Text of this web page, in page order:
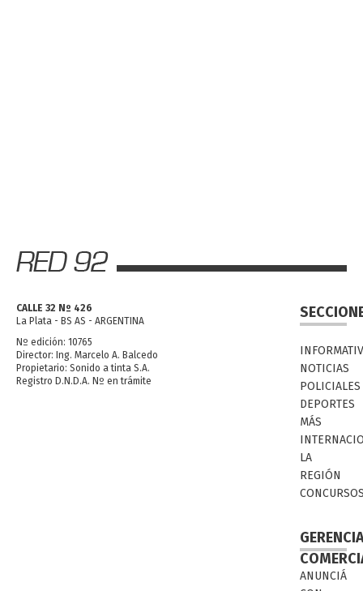
CALLE 32 Nº 426
La Plata - BS AS - ARGENTINA
Nº edición: 10765
Director: Ing. Marcelo A. Balcedo
Propietario: Sonido a tinta S.A.
Registro D.N.D.A. Nº en trámite
NOTICIAS
POLICIALES
DEPORTES
MÁS
LA
REGIÓN
ANUNCIÁ